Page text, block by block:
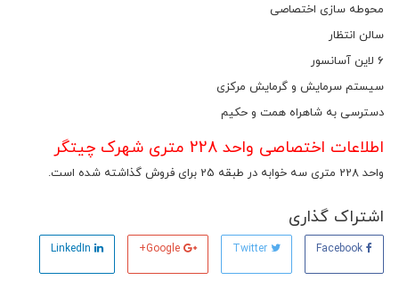
محوطه سازی اختصاصی
سالن انتظار
سیستم سرمایش و گرمایش مرکزی
دسترسی به شاهراه همت و حکیم
اطلاعات اختصاصی واحد 228 متری شهرک چیتگر
واحد 228 متری سه خوابه در طبقه 25 برای فروش گذاشته شده است.
اشتراک گذاری
Twitter
Google+
LinkedIn